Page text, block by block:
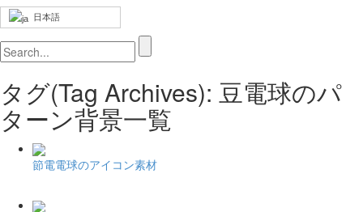
日本語
タグ(Tag Archives): 豆電球のパ
ターン背景一覧
節電電球のアイコン素材